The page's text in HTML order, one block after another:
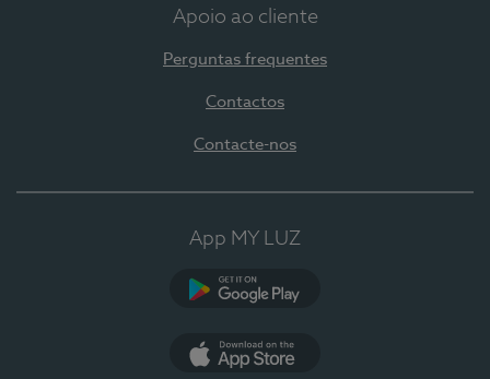
Apoio ao cliente
Perguntas frequentes
Contactos
Contacte-nos
App MY LUZ